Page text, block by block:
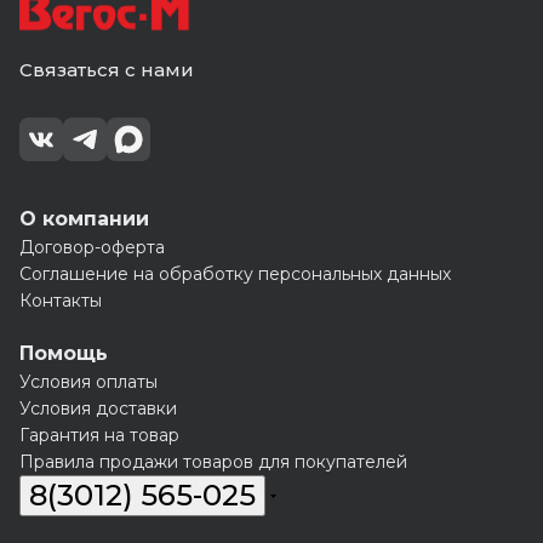
Связаться с нами
О компании
Договор-оферта
Соглашение на обработку персональных данных
Контакты
Помощь
Условия оплаты
Условия доставки
Гарантия на товар
Правила продажи товаров для покупателей
8(3012) 565-025